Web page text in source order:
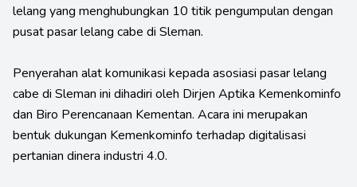
lelang yang menghubungkan 10 titik pengumpulan dengan
pusat pasar lelang cabe di Sleman.
Penyerahan alat komunikasi kepada asosiasi pasar lelang
cabe di Sleman ini dihadiri oleh Dirjen Aptika Kemenkominfo
dan Biro Perencanaan Kementan. Acara ini merupakan
bentuk dukungan Kemenkominfo terhadap digitalisasi
pertanian dinera industri 4.0.